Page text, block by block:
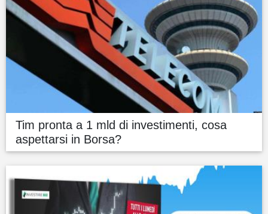
Tim pronta a 1 mld di investimenti, cosa
aspettarsi in Borsa?